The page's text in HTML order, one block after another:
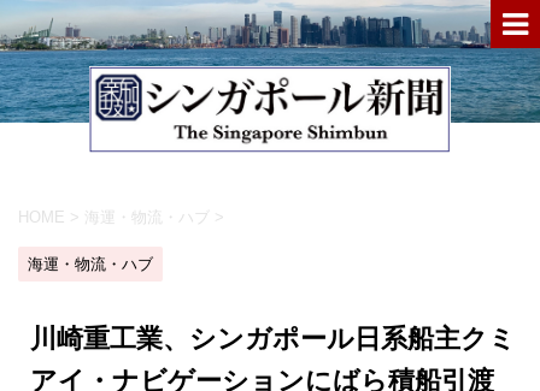
HOME > 海運・物流・ハブ >
海運・物流・ハブ
川崎重工業、シンガポール日系船主クミ
アイ・ナビゲーションにばら積船引渡